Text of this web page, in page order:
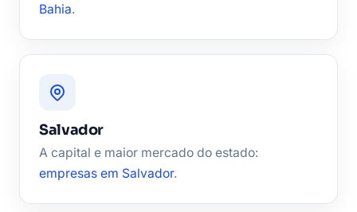
Bahia.
Salvador
A capital e maior mercado do estado:
empresas em Salvador.